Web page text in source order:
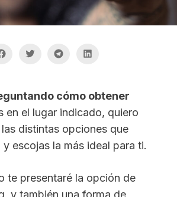
cómo obtener
en el lugar indicado, quiero
distintas opciones que
escojas la más ideal para ti.
te presentaré la opción de
y también una forma de